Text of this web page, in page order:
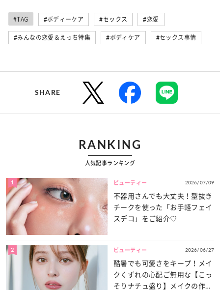
#TAG #ボディーケア #セックス #恋愛
#みんなの恋愛＆えっち特集 #ボディケア #セックス事情
SHARE
RANKING
人気記事ランキング
1 ビューティー 2026/07/09
不器用さんでも大丈夫！型抜き
チークを使った「お手軽フェイ
スデコ」をご紹介♡
2 ビューティー 2026/06/27
酷暑でも可愛さをキープ！メイ
クくずれの心配ご無用な【こっ
そりナチュ盛り】メイクの作り